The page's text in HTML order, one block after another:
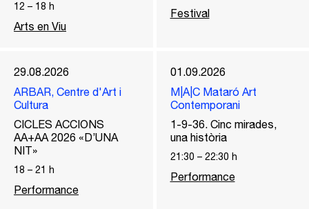
12 – 18 h
Arts en Viu
Festival
29.08.2026
ARBAR, Centre d'Art i
Cultura
CICLES ACCIONS
AA+AA 2026 «D’UNA
NIT»
18 – 21 h
Performance
01.09.2026
M|A|C Mataró Art
Contemporani
1-9-36. Cinc mirades,
una història
21:30 – 22:30 h
Performance